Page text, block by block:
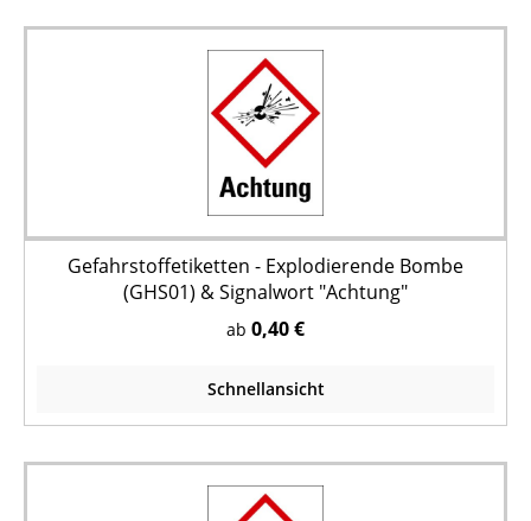
Gefahrstoffetiketten - Explodierende Bombe
(GHS01) & Signalwort "Achtung"
ab 0,40 €
Schnellansicht